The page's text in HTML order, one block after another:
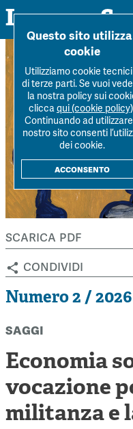
Impresa
Rivista
Ultimo numero
La Rivista
Submission
Colophon
Autori
Archivio
Argomenti
Forum
Forum
Tutti gli articoli
Autori
Argomenti
Dossier
Tutti i dossier
Workshop Impresa
Impresa sociale e
Acini di fuoco - Dossier
Valutazione e dintorni
Chi siamo
Contatti
Sostienici
Home
vocazione politica...
scarica pdf
condividi
Numero 2 / 2026
saggi
Economia
vocazione
militanza e
Questo sito
cookie
Utilizziamo cookie
di terze parti. Se vuoi
la nostra policy sui
cliccaqui (cookie policy)
Continuando ad
nostro sito consenti
dei cookie.
acconsento